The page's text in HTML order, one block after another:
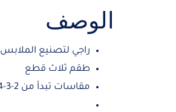
الوصف
راجي لتصنيع الملابس
طقم ثلاث قطع
مقاسات تبدأ من 2-3-4-5